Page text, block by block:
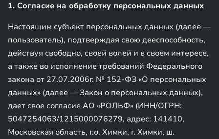
1. Согласие на обработку персональных данных
Настоящим субъект персональных данных (далее —
пользователь), подтверждая свою дееспособность,
действуя свободно, своей волей и в своем интересе,
а также во исполнение требований Федерального
закона от 27.07.2006г. № 152-ФЗ «О персональных
данных» (далее — Закон о персональных данных),
дает свое согласие АО «РОЛЬФ» (ИНН/ОГРН:
5047254063/1215000076279, адрес: 141410,
Московская область, г.о. Химки, г. Химки, ш.